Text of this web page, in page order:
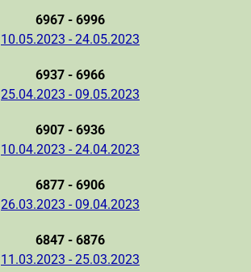
6967 - 6996
10.05.2023 - 24.05.2023
6937 - 6966
25.04.2023 - 09.05.2023
6907 - 6936
10.04.2023 - 24.04.2023
6877 - 6906
26.03.2023 - 09.04.2023
6847 - 6876
11.03.2023 - 25.03.2023